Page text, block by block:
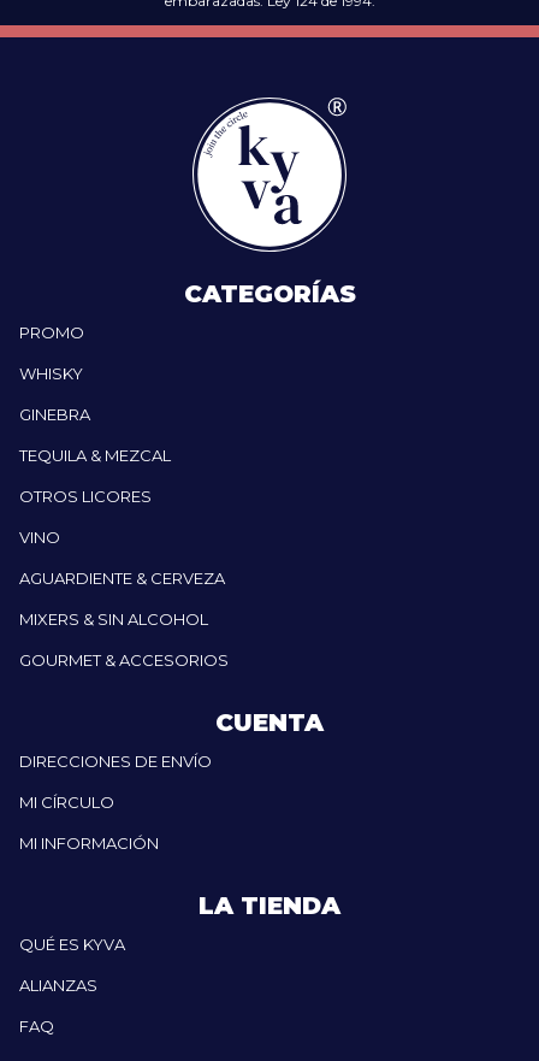
CATEGORÍAS
PROMO
WHISKY
GINEBRA
TEQUILA & MEZCAL
OTROS LICORES
VINO
AGUARDIENTE & CERVEZA
MIXERS & SIN ALCOHOL
GOURMET & ACCESORIOS
CUENTA
DIRECCIONES DE ENVÍO
MI CÍRCULO
MI INFORMACIÓN
LA TIENDA
QUÉ ES KYVA
ALIANZAS
FAQ